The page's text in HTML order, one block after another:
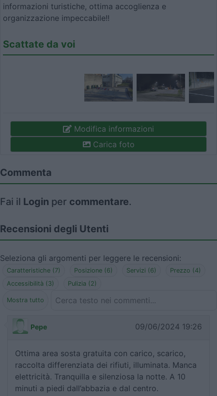
informazioni turistiche, ottima accoglienza e
organizzazione impeccabile!!
Scattate da voi
Modifica informazioni
Carica foto
Commenta
Fai il Login per commentare.
Recensioni degli Utenti
Seleziona gli argomenti per leggere le recensioni:
Caratteristiche (7) Posizione (6) Servizi (6)
Prezzo (4)
Accessibilità (3)
Pulizia (2)
Mostra tutto
Pepe 09/06/2024 19:26
Ottima area sosta gratuita con carico, scarico,
raccolta differenziata dei rifiuti, illuminata. Manca
elettricità. Tranquilla e silenziosa la notte. A 10
minuti a piedi dall’abbazia e dal centro.